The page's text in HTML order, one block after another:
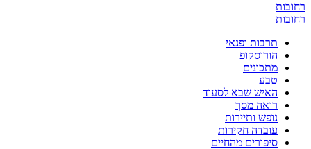
תרבות ופנאי
הורוסקופ
מתכונים
טבע
האיש שבא לסעוד
רואה מסך
נופש ותיירות
עובדה חקירות
סיפורים מהחיים